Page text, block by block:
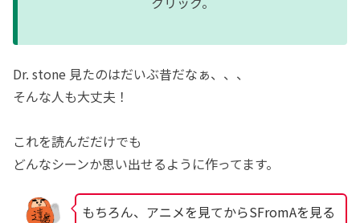
Dr. stone 見たのはだいぶ昔だなぁ、、、
そんな人も大丈夫！
これを読んだだけでも
どんなシーンか思い出せるように作ってます。
もちろん、アニメを見てからSFromAを見る